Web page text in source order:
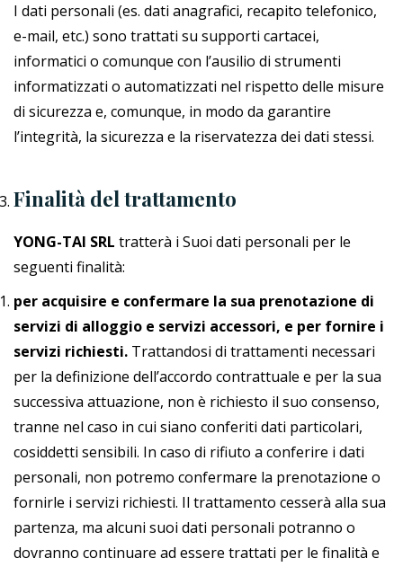
I dati personali (es. dati anagrafici, recapito telefonico,
e-mail, etc.) sono trattati su supporti cartacei,
informatici o comunque con l’ausilio di strumenti
informatizzati o automatizzati nel rispetto delle misure
di sicurezza e, comunque, in modo da garantire
l’integrità, la sicurezza e la riservatezza dei dati stessi.
Finalità del trattamento
YONG-TAI SRL tratterà i Suoi dati personali per le
seguenti finalità:
per acquisire e confermare la sua prenotazione di
servizi di alloggio e servizi accessori, e per fornire i
servizi richiesti. Trattandosi di trattamenti necessari
per la definizione dell’accordo contrattuale e per la sua
successiva attuazione, non è richiesto il suo consenso,
tranne nel caso in cui siano conferiti dati particolari,
cosiddetti sensibili. In caso di rifiuto a conferire i dati
personali, non potremo confermare la prenotazione o
fornirle i servizi richiesti. Il trattamento cesserà alla sua
partenza, ma alcuni suoi dati personali potranno o
dovranno continuare ad essere trattati per le finalità e